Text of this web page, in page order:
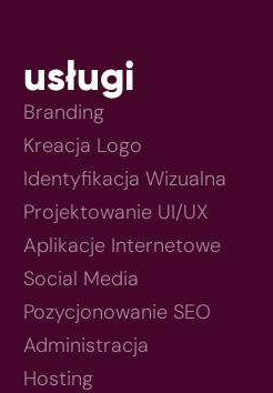
usługi
Branding
Kreacja Logo
Identyfikacja Wizualna
Projektowanie UI/UX
Aplikacje Internetowe
Social Media
Pozycjonowanie SEO
Administracja
Hosting